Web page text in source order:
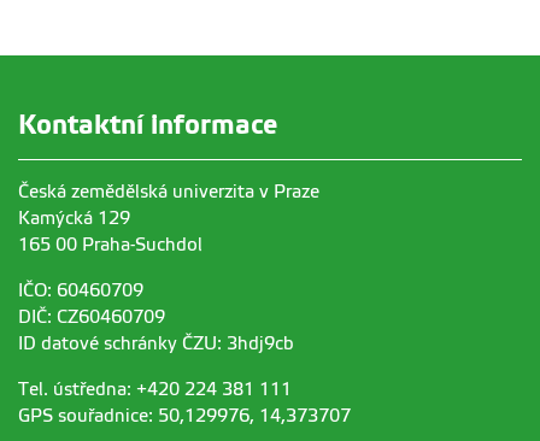
Kontaktní informace
Česká zemědělská univerzita v Praze
Kamýcká 129
165 00 Praha-Suchdol
IČO: 60460709
DIČ: CZ60460709
ID datové schránky ČZU: 3hdj9cb
Tel. ústředna: +420 224 381 111
GPS souřadnice: 50,129976, 14,373707